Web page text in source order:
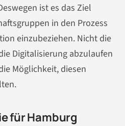
ist es das Ziel
in den Prozess
einzubeziehen. Nicht die
Digitalisierung abzulaufen
Möglichkeit, diesen
für Hamburg